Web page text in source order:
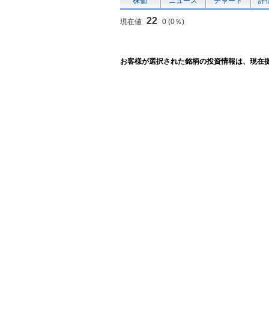
現在値 22 0 (0％)
お客様が選択された銘柄の投資情報は、現在